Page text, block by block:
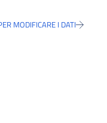
MODIFICARE I DATI